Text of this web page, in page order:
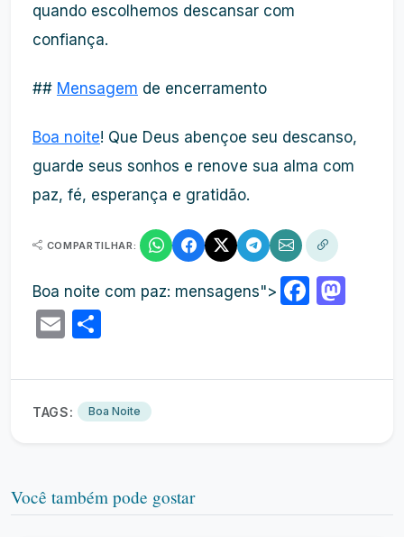
quando escolhemos descansar com
confiança.
## Mensagem de encerramento
Boa noite! Que Deus abençoe seu descanso,
guarde seus sonhos e renove sua alma com
paz, fé, esperança e gratidão.
COMPARTILHAR:
Boa noite com paz: mensagens">
Email
TAGS: Boa Noite
Você também pode gostar